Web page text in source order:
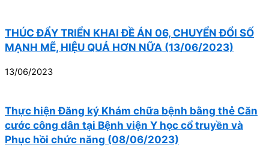
THÚC ĐẨY TRIỂN KHAI ĐỀ ÁN 06, CHUYỂN ĐỔI SỐ
MẠNH MẼ, HIỆU QUẢ HƠN NỮA (13/06/2023)
13/06/2023
Thực hiện Đăng ký Khám chữa bệnh bằng thẻ Căn
cước công dân tại Bệnh viện Y học cổ truyền và
Phục hồi chức năng (08/06/2023)